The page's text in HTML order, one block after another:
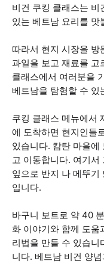
비건 쿠킹 클래스는
있는 베트남 요리를 맛
따라서 현지 시장을
과일을 보고 재료를 고
클래스에서 여러분을
베트남을 탐험할 수 있
쿠킹 클래스 메뉴에서
에 도착하면 현지인들
있습니다. 캄탄 마을
고 이동합니다. 여기
잎으로 반지 나 메뚜기
입니다.
바구니 보트로 약 40
화 이야기와 함께 도움
리법을 만들 수 있습니
니다. 베트남 비건 양